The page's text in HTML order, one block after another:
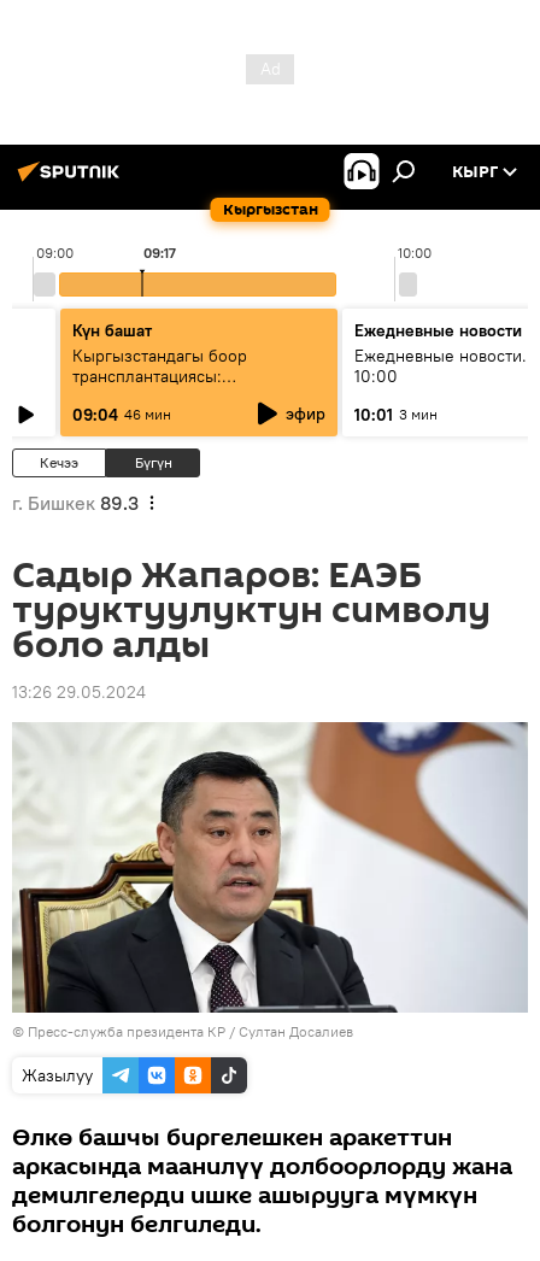
Кыргызстан
КЫРГ
09:00 10:00
09:17
Күн башат
Кыргызстандагы боор
трансплантациясы:
жетишкендиктер жана өнүгүү
келечеги
09:04 46 мин эфир
Ежедневные новости
Ежедневные новости.
10:00
10:01 3 мин
Кечээ Бүгүн
г. Бишкек 89.3
Садыр Жапаров: ЕАЭБ
туруктуулуктун символу
боло алды
13:26 29.05.2024
© Пресс-служба президента КР / Султан Досалиев
Жазылуу
Өлкө башчы биргелешкен аракеттин
аркасында маанилүү долбоорлорду жана
демилгелерди ишке ашырууга мүмкүн
болгонун белгиледи.